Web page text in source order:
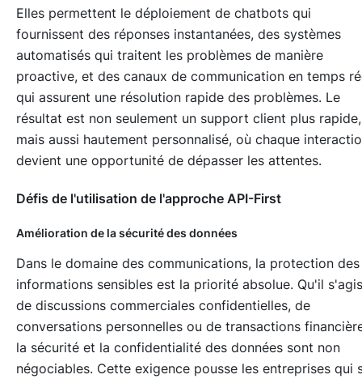
Elles permettent le déploiement de chatbots qui
fournissent des réponses instantanées, des systèmes
automatisés qui traitent les problèmes de manière
proactive, et des canaux de communication en temps
qui assurent une résolution rapide des problèmes. Le
résultat est non seulement un support client plus rapide,
mais aussi hautement personnalisé, où chaque
devient une opportunité de dépasser les attentes.
Défis de l'utilisation de l'approche API-First
Amélioration de la sécurité des données
Dans le domaine des communications, la protection des
informations sensibles est la priorité absolue. Qu'il
de discussions commerciales confidentielles, de
conversations personnelles ou de transactions
la sécurité et la confidentialité des données sont non
négociables. Cette exigence pousse les entreprises qui